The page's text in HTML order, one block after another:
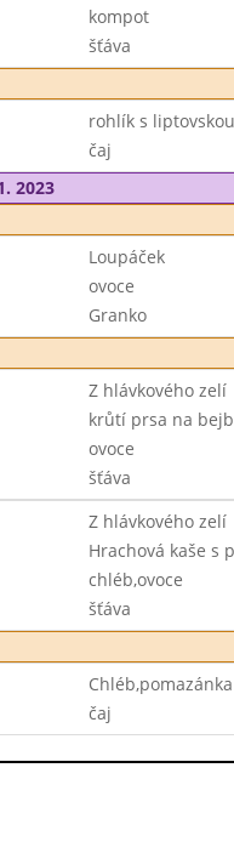
kompot
šťáva
rohlík s
čaj
2023
Loupáček
ovoce
Granko
Z hlávkového zelí
krůtí prsa na
ovoce
šťáva
Z hlávkového zelí
Hrachová kaše s
chléb,ovoce
šťáva
čaj